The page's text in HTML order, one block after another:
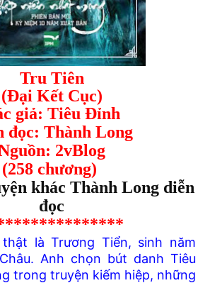
Tru Tiên
(Đại Kết Cục)
giả: Tiêu Đỉnh
đọc: Thành Long
2vBlog
(258 chương)
khác Thành Long diễn
đọc
là Trương Tiển, sinh năm
Anh chọn bút danh Tiêu
trong truyện kiếm hiệp, những